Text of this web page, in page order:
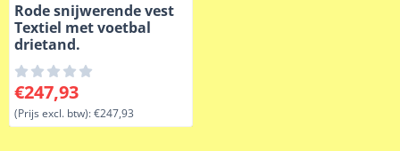
Rode snijwerende vest
Textiel met voetbal
drietand.
Prijs: 247,93, exclusief btw: 247,93
€247,93
(Prijs excl. btw):€247,93